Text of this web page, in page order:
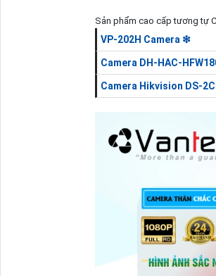
Sản phẩm cao cấp tương tự
VP-202H Camera ❇
Camera DH-HAC-
Camera Hikvision DS-